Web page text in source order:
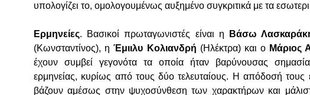
υπολογίζει το, ομολογουμένως αυξημένο συγκριτικά με τα
Ερμηνείες. Βασικοί πρωταγωνιστές είναι η Βάσω
(Κωνσταντίνος), η Έμιιλυ Κολιανδρή (Ηλέκτρα) και ο Μάριος
έχουν συμβεί γεγονότα τα οποία ήταν βαρύνουσας
ερμηνείας, κυρίως από τους δύο τελευταίους. Η απόδοσή τους
βάζουν αμέσως στην ψυχοσύνθεση των χαρακτήρων και